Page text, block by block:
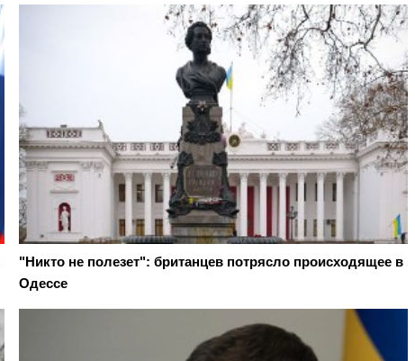
"Никто не полезет": британцев потрясло происходящее в
Одессе